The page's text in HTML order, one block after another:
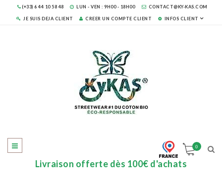
(+33) 6 44 10 58 48 LUN - VEN : 9H00 - 18H00 CONTACT@KY-KAS.COM
JE SUIS DEJA CLIENT CREER UN COMPTE CLIENT INFOS CLIENT
0
Livraison offerte dès 100€ d'achats